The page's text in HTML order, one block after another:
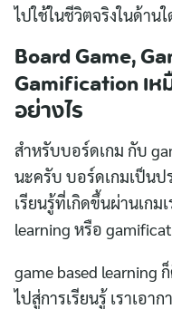
ไปใช้ในชีวิตจริงในด้าน
Board Game,
Gamification เ
อย่างไร
สำหรับบอร์ดเกม กับ
นะครับ บอร์ดเกมเป็นป
เรียนรู้ที่เกิดขึ้นผ่านเกม
learning หรือ
game based learning
ไปสู่การเรียนรู้ เราเอา